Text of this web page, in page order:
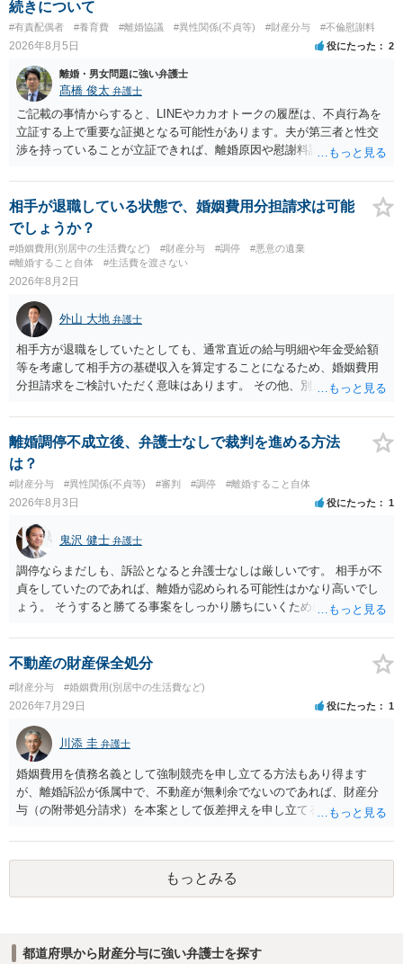
続きについて
#有責配偶者 #養育費 #離婚協議 #異性関係(不貞等) #財産分与 #不倫慰謝料
2026年8月5日 役にたった 2
離婚・男女問題に強い弁護士
髙橋 俊太 弁護士
ご記載の事情からすると、LINEやカカオトークの履歴は、不貞行為を
立証する上で重要な証拠となる可能性があります。夫が第三者と性交
渉を持っていることが立証できれば、離婚原因や慰謝料請求を検討す
性的関係を継続しているのであれば、その期間や回数が分かる資料は
できるだけ保存しておくことをお勧めいたします。 他方、「夫に不貞
がある＝財産分与でも多くもらえる」「当然に親権を取得できる」と
いう関係にはありません。まず、財産分与は、基本的には夫婦が婚姻
中に形成した財産を清算する制度ですので、不貞行為の有無とは別
に、預貯金、不動産、保険、退職金等の資料を確保しておくことが重
「どのような形がお子様の利益になるか」という観点です。そのた
め、未就学のお子様について貴方が主として養育しているのであれ
ば、保育園等への送迎、食事・入浴・寝かしつけ等の日常的な育児、
通院や予防接種への対応、保育園との連絡、夫婦それぞれの勤務状
況、別居後にどのような養育環境を用意できるかといった、これまで
養育費については、離婚後も父母双方がそれぞれの収入に応じて負担
するのが原則となります。
相手が退職している状態で、婚姻費用分担請求は可能
でしょうか？
#婚姻費用(別居中の生活費など) #財産分与 #調停
#悪意の遺棄
#離婚すること自体
#生活費を渡さない
2026年8月2日
外山 大地 弁護士
相手方が退職をしていたとしても、通常直近の給与明細や年金受給額
等を考慮して相手方の基礎収入を算定することになるため、婚姻費用
分担請求をご検討いただく意味はあります。 その他、別居の経緯、質
て、ご検討いただくのが良いかと思います。
離婚調停不成立後、弁護士なしで裁判を進める方法
は？
#財産分与 #異性関係(不貞等) #審判 #調停 #離婚すること自体
2026年8月3日 役にたった 1
鬼沢 健士 弁護士
調停ならまだしも、訴訟となると弁護士なしは厳しいです。 相手が不
貞をしていたのであれば、離婚が認められる可能性はかなり高いでし
ょう。 そうすると勝てる事案をしっかり勝ちにいくためにも弁護士委
不動産の財産保全処分
#財産分与 #婚姻費用(別居中の生活費など)
2026年7月29日 役にたった 1
川添 圭 弁護士
婚姻費用を債務名義として強制競売を申し立てる方法もあり得ます
が、離婚訴訟が係属中で、不動産が無剰余でないのであれば、財産分
与（の附帯処分請求）を本案として仮差押えを申し立てる（法的には
えられます。弁護士へ依頼しているのであれば、担当弁護士とよく相
談してください。
もっとみる
都道府県から財産分与に強い弁護士を探す